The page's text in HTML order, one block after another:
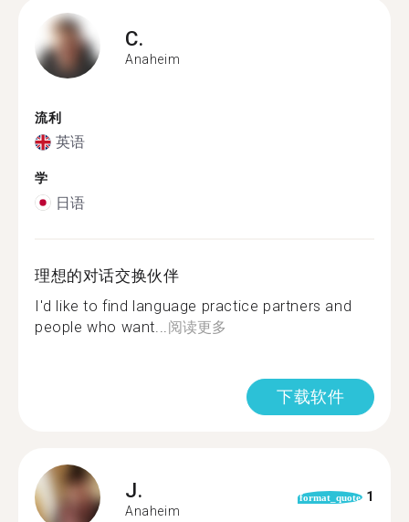
C.
Anaheim
流利
英语
学
日语
理想的对话交换伙伴
I'd like to find language practice partners and
people who want... 阅读更多
下载软件
J.
Anaheim
format_quote 1